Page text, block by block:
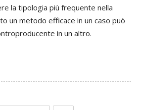
la tipologia più frequente nella
un metodo efficace in un caso può
in un altro.